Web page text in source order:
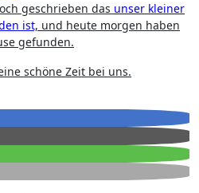
geschrieben das unser kleiner
ist, und heute morgen haben
gefunden.
schöne Zeit bei uns.